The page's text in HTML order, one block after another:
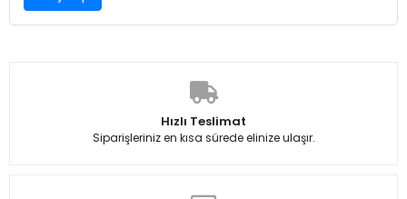
Hızlı Teslimat
Siparişleriniz en kısa sürede elinize ulaşır.